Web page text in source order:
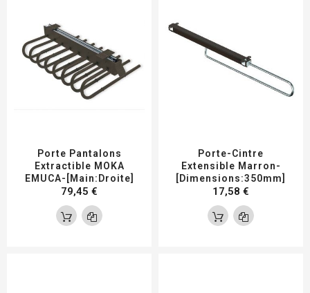
Porte Pantalons
Extractible MOKA
EMUCA-[Main:Droite]
79,45 €
Porte-Cintre
Extensible Marron-
[Dimensions:350mm]
17,58 €